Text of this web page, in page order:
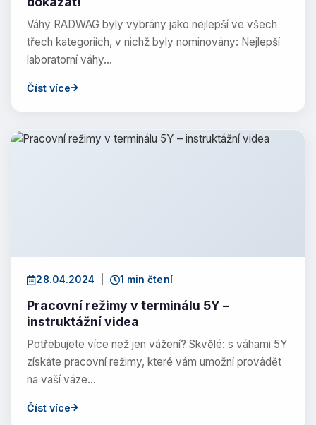
Váhy RADWAG byly vybrány jako nejlepší ve všech
třech kategoriích, v nichž byly nominovány: Nejlepší
laboratorní váhy…
Číst více
28.04.2024 1 min čtení
Pracovní režimy v terminálu 5Y –
instruktážní videa
Potřebujete více než jen vážení? Skvělé: s váhami 5Y
získáte pracovní režimy, které vám umožní provádět
na vaší váze…
Číst více